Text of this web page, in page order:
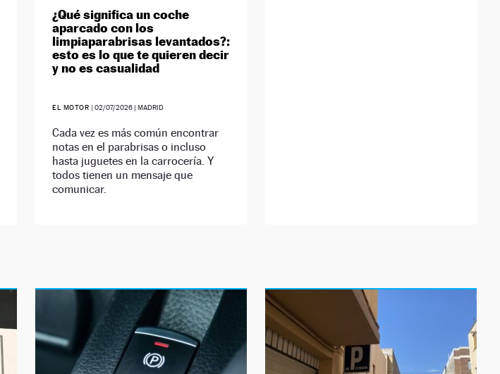
¿Qué significa un coche
aparcado con los
limpiaparabrisas levantados?:
esto es lo que te quieren decir
y no es casualidad
EL MOTOR | 02/07/2026| MADRID
Cada vez es más común encontrar
notas en el parabrisas o incluso
hasta juguetes en la carrocería. Y
todos tienen un mensaje que
comunicar.